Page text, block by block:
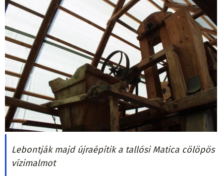
Lebontják majd újraépítik a tallósi Matica cölöpös
vízimalmot